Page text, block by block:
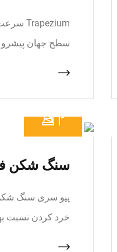
سطح جهان پیشرو
سنگ شکن
پیو سری سنگ
خرد کردن نسبت